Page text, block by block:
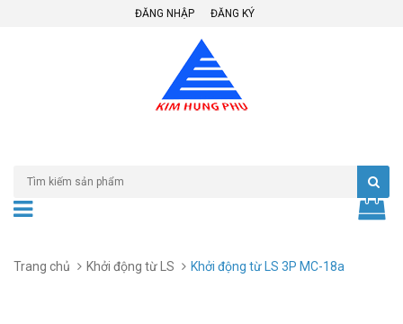
ĐĂNG NHẬP ĐĂNG KÝ
Trang chủ Khởi động từ LS Khởi động từ LS 3P MC-18a